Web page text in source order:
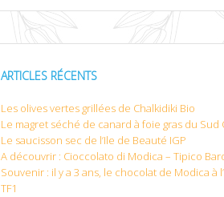
ARTICLES RÉCENTS
Les olives vertes grillées de Chalkidiki Bio
Le magret séché de canard à foie gras du Sud
Le saucisson sec de l’Ile de Beauté IGP
A découvrir : Cioccolato di Modica – Tipico
Souvenir : il y a 3 ans, le chocolat de Modica à
TF1